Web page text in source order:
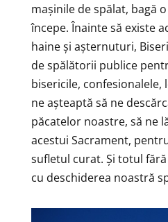
mașinile de spălat, bagă
începe. Înainte să existe
haine și așternuturi,
de spălătorii publice
bisericile,
ne așteaptă să ne
păcatelor noastre, să ne
acestui Sacrament,
sufletul curat. Și totul
cu deschiderea noastră